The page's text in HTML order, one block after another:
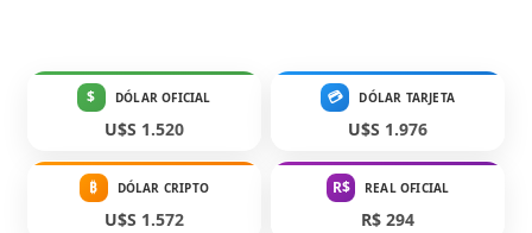
$ DÓLAR OFICIAL
U$S 1.520
💳 DÓLAR TARJETA
U$S 1.976
₿ DÓLAR CRIPTO
U$S 1.572
R$ REAL OFICIAL
R$ 294